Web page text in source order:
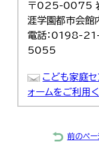
〒025-0075
涯学園都市会館
電話：0198-
5055
こども家庭
ォームをご利用
前のペー